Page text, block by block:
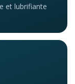
et lubrifiante